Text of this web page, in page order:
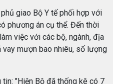
giao Bộ Y tế phối hợp với
phương án cụ thể. Đến thời
việc với các bộ, ngành, địa
mượn bao nhiêu, số lượng
"Hiện Bộ đã thống kê có 7